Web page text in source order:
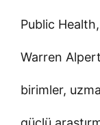
Public
Warren
birimler,